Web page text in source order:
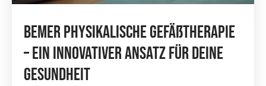
Bemer Physikalische Gefäßtherapie
– Ein Innovativer Ansatz Für Deine
Gesundheit